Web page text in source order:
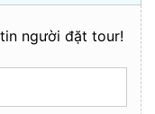
người đặt tour!